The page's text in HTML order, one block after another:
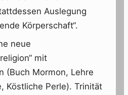
Auslegung
Körperschaft“.
neue
mit
(Buch Mormon, Lehre
Köstliche Perle). Trinität